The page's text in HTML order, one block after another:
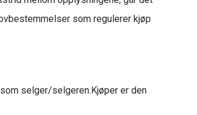
som regulerer kjøp
selger/selgeren.Kjøper er den